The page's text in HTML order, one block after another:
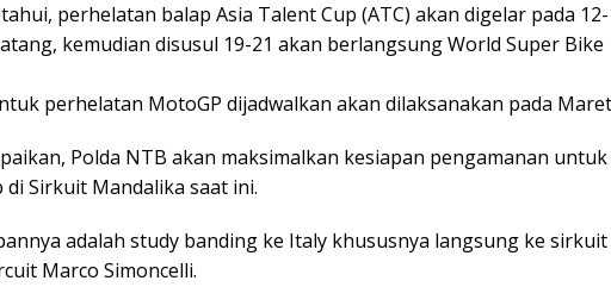
perhelatan balap Asia Talent Cup (ATC) akan digelar pada
kemudian disusul 19-21 akan berlangsung World Super Bike
perhelatan MotoGP dijadwalkan akan dilaksanakan pada
Polda NTB akan maksimalkan kesiapan pengamanan untuk
Sirkuit Mandalika saat ini.
adalah study banding ke Italy khususnya langsung ke sirkuit
Marco Simoncelli.